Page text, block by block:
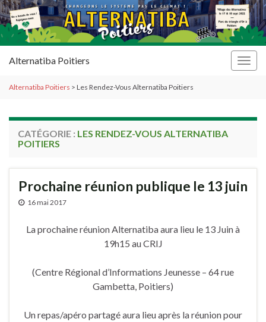
Alternatiba Poitiers
Alternatiba Poitiers > Les Rendez-Vous Alternatiba Poitiers
CATÉGORIE : LES RENDEZ-VOUS ALTERNATIBA
POITIERS
Prochaine réunion publique le 13 juin
16 mai 2017
La prochaine réunion Alternatiba aura lieu le 13 Juin à
19h15 au CRIJ
(Centre Régional d’Informations Jeunesse – 64 rue
Gambetta, Poitiers)
Un repas/apéro partagé aura lieu après la réunion pour